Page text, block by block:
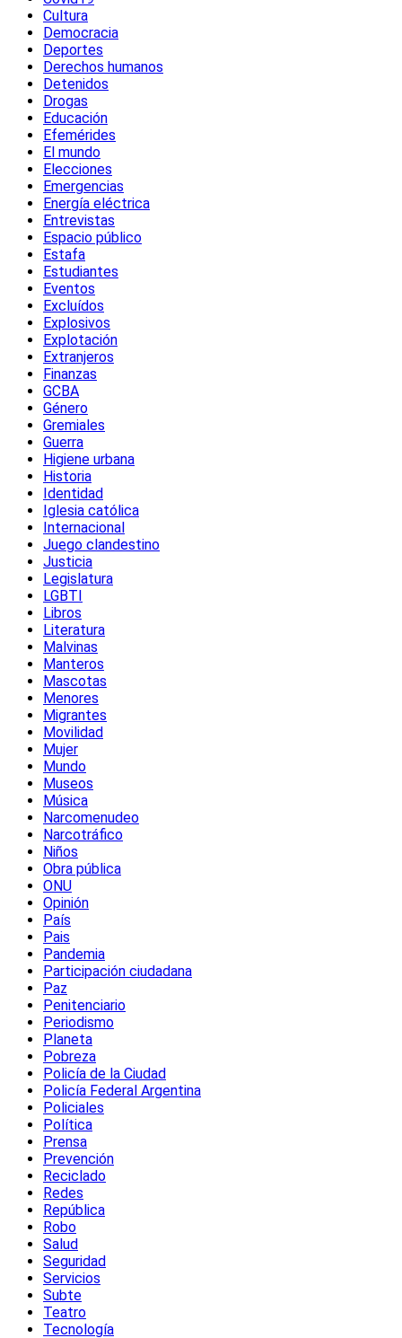
Cultura
Democracia
Deportes
Derechos humanos
Detenidos
Drogas
Educación
Efemérides
El mundo
Elecciones
Emergencias
Energía eléctrica
Entrevistas
Espacio público
Estafa
Estudiantes
Eventos
Excluídos
Explosivos
Explotación
Extranjeros
Finanzas
GCBA
Género
Gremiales
Guerra
Higiene urbana
Historia
Identidad
Iglesia católica
Internacional
Juego clandestino
Justicia
Legislatura
LGBTI
Libros
Literatura
Malvinas
Manteros
Mascotas
Menores
Migrantes
Movilidad
Mujer
Mundo
Museos
Música
Narcomenudeo
Narcotráfico
Niños
Obra pública
ONU
Opinión
País
Pais
Pandemia
Participación ciudadana
Paz
Penitenciario
Periodismo
Planeta
Pobreza
Policía de la Ciudad
Policía Federal Argentina
Policiales
Política
Prensa
Prevención
Reciclado
Redes
República
Robo
Salud
Seguridad
Servicios
Subte
Teatro
Tecnología